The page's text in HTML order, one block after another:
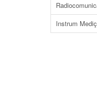
Instrum